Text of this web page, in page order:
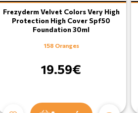
Frezyderm Velvet Colors Very High
Protection High Cover Spf50
Foundation 30ml
158 Oranges
19.59€